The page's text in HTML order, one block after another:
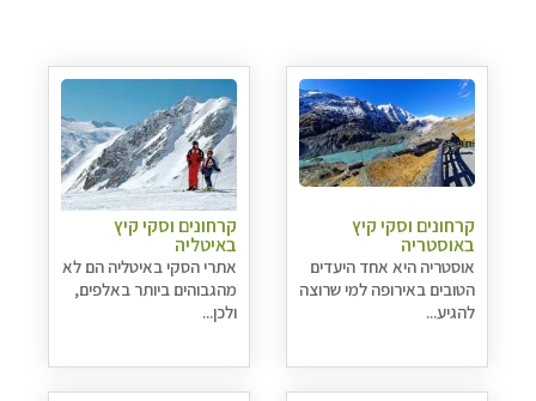
קרחונים וסקי קיץ
באוסטריה
אוסטריה היא אחד היעדים
הטובים באירופה למי שרוצה
להגיע...
קרחונים וסקי קיץ
באיטליה
אתרי הסקי באיטליה הם לא
מהגבוהים ביותר באלפים,
ולכן...